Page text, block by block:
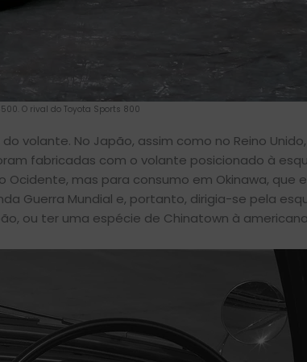
O rival do Toyota Sports 800
volante. No Japão, assim como no Reino
fabricadas com o volante posicionado à
mas para consumo em Okinawa, que
Guerra Mundial e, portanto, dirigia-se pela
ou ter uma espécie de Chinatown à